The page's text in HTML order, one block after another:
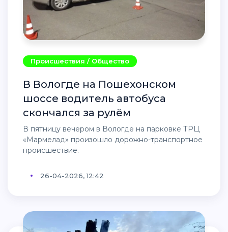
Происшествия / Общество
В Вологде на Пошехонском
шоссе водитель автобуса
скончался за рулём
В пятницу вечером в Вологде на парковке ТРЦ
«Мармелад» произошло дорожно-транспортное
происшествие.
26-04-2026, 12:42